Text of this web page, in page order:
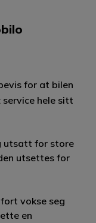
for at bilen
hele sitt
utsatt for store
utsettes for
vokse seg
en